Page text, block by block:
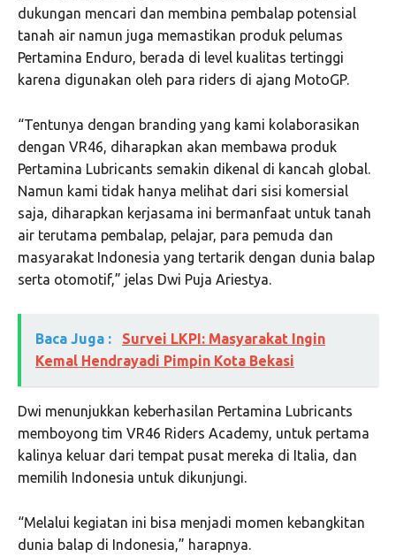
dukungan mencari dan membina pembalap potensial
tanah air namun juga memastikan produk pelumas
Pertamina Enduro, berada di level kualitas tertinggi
karena digunakan oleh para riders di ajang MotoGP.
“Tentunya dengan branding yang kami kolaborasikan
dengan VR46, diharapkan akan membawa produk
Pertamina Lubricants semakin dikenal di kancah global.
Namun kami tidak hanya melihat dari sisi komersial
saja, diharapkan kerjasama ini bermanfaat untuk tanah
air terutama pembalap, pelajar, para pemuda dan
masyarakat Indonesia yang tertarik dengan dunia balap
serta otomotif,” jelas Dwi Puja Ariestya.
Baca Juga :
Survei LKPI: Masyarakat Ingin
Kemal Hendrayadi Pimpin Kota Bekasi
Dwi menunjukkan keberhasilan Pertamina Lubricants
memboyong tim VR46 Riders Academy, untuk pertama
kalinya keluar dari tempat pusat mereka di Italia, dan
memilih Indonesia untuk dikunjungi.
“Melalui kegiatan ini bisa menjadi momen kebangkitan
dunia balap di Indonesia,” harapnya.